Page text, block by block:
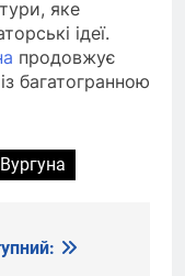
яке
ідеї.
продовжує
багатогранною